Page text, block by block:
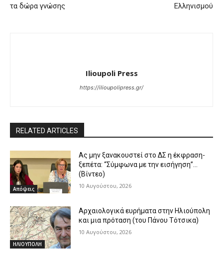
τα δώρα γνώσης
Ελληνισμού
Ilioupoli Press
https://ilioupolipress.gr/
RELATED ARTICLES
Απόψεις
Ας μην ξανακουστεί στο ΔΣ η έκφραση-
ξεπέτα: “Σύμφωνα με την εισήγηση”…
(Βίντεο)
10 Αυγούστου, 2026
ΗΛΙΟΥΠΟΛΗ
Αρχαιολογικά ευρήματα στην Ηλιούπολη
και μια πρόταση (του Πάνου Τότσικα)
10 Αυγούστου, 2026